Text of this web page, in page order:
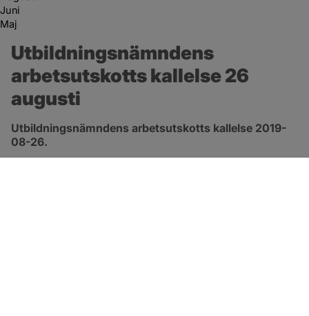
Juni
Maj
Utbildningsnämndens
arbetsutskotts kallelse 26
augusti
Utbildningsnämndens arbetsutskotts kallelse 2019-
08-26.